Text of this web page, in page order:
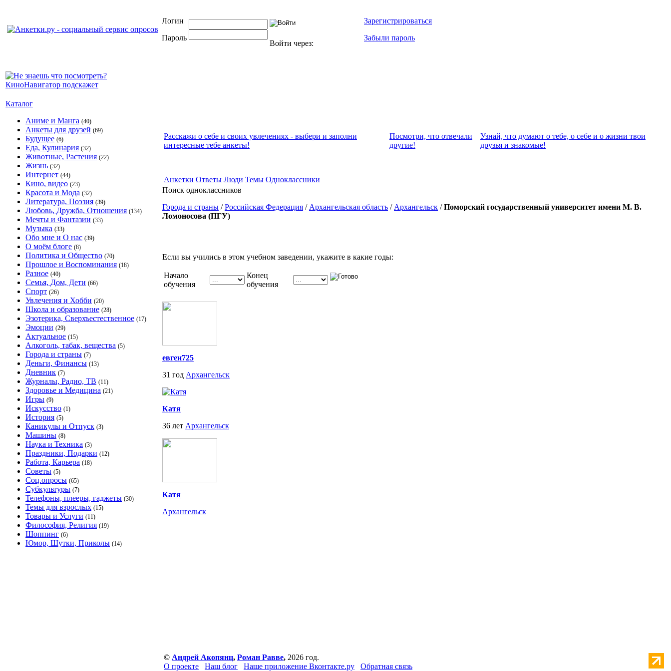
Логин
Пароль
Войти через:
Зарегистрироваться
Забыли пароль
Каталог
Аниме и Манга (40)
Анкеты для друзей (69)
Будущее (6)
Еда, Кулинария (32)
Животные, Растения (22)
Жизнь (32)
Интернет (44)
Кино, видео (23)
Красота и Мода (32)
Литература, Поэзия (39)
Любовь, Дружба, Отношения (134)
Мечты и Фантазии (33)
Музыка (33)
Обо мне и О нас (39)
О моём блоге (8)
Политика и Общество (70)
Прошлое и Воспоминания (18)
Разное (40)
Семья, Дом, Дети (66)
Спорт (26)
Увлечения и Хобби (20)
Школа и образование (28)
Эзотерика, Сверхъестественное (17)
Эмоции (29)
Актуальное (15)
Алкоголь, табак, вещества (5)
Города и страны (7)
Деньги, Финансы (13)
Дневник (7)
Журналы, Радио, ТВ (11)
Здоровье и Медицина (21)
Игры (9)
Искусство (1)
История (5)
Каникулы и Отпуск (3)
Машины (8)
Наука и Техника (3)
Праздники, Подарки (12)
Работа, Карьера (18)
Советы (5)
Соц.опросы (65)
Субкультуры (7)
Телефоны, плееры, гаджеты (30)
Темы для взрослых (15)
Товары и Услуги (11)
Философия, Религия (19)
Шоппинг (6)
Юмор, Шутки, Приколы (14)
Расскажи о себе и своих увлечениях - выбери и заполни
интересные тебе анкеты!
Посмотри, что отвeчали
другие!
Узнай, что думают о тебе, о себе и о жизни твои
друзья и знакомые!
Анкетки Ответы Люди Темы Одноклассники
Поиск одноклассников
Города и страны /Российская Федерация / Архангельская область / Архангельск /Поморский государственный университет имени М. В.
Ломоносова (ПГУ)
Если вы учились в этом учебном заведении, укажите в какие годы:
Начало
обучения
Конец
обучения
евген725
31 год Архангельск
Катя
36 лет Архангельск
Катя
Архангельск
© Андрей Акопянц, Роман Равве, 2026 год.
О проекте
Наш блог Наше приложение Вконтакте.ру Обратная связь